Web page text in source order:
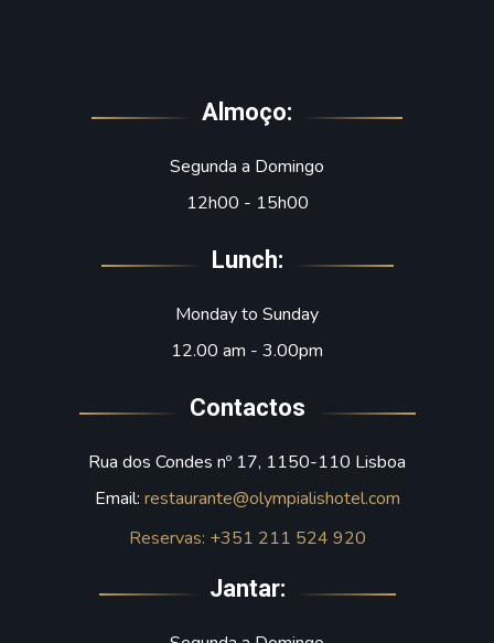
Almoço:
Segunda a Domingo
12h00 - 15h00
Lunch:
Monday to Sunday
12.00 am - 3.00pm
Contactos
Rua dos Condes nº 17, 1150-110 Lisboa
Email: restaurante@olympialishotel.com
Reservas: +351 211 524 920
Jantar: